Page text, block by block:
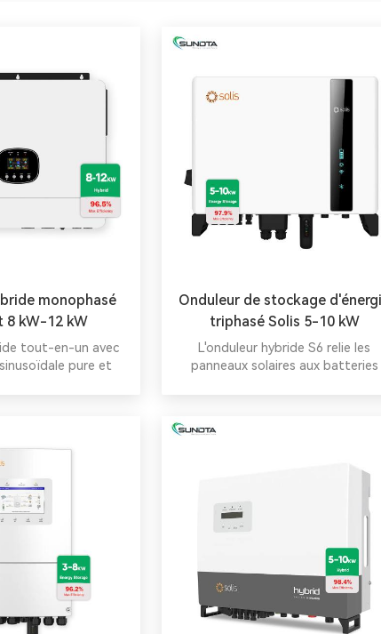
monophasé
8 kW-12 kW
tout-en-un avec
pure et
Onduleur de stockage
triphasé Solis 5-10 kW
L'onduleur hybride S6 relie les
panneaux solaires aux batteries
nocturne. Supprimez la dépendance
au réseau électrique : zéro coût